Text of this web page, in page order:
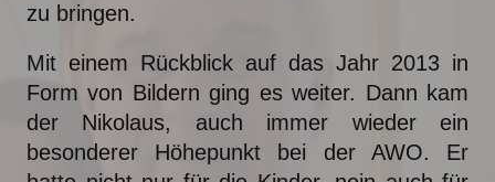
zu bringen.
Mit einem Rückblick auf das Jahr 2013 in
Form von Bildern ging es weiter. Dann kam
der Nikolaus, auch immer wieder ein
besonderer Höhepunkt bei der AWO. Er